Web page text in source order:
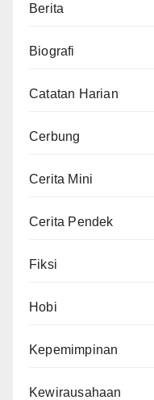
Berita
Biografi
Catatan Harian
Cerbung
Cerita Mini
Cerita Pendek
Fiksi
Hobi
Kepemimpinan
Kewirausahaan